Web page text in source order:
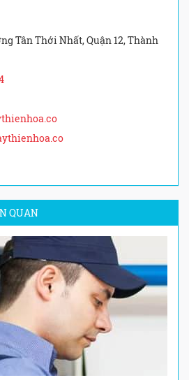
Tân Thới Nhất, Quận 12, Thành
QUAN